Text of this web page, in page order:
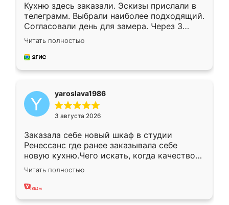
Кухню здесь заказали. Эскизы прислали в
телеграмм. Выбрали наиболее подходящий.
Согласовали день для замера. Через 3
недели кухня была уже готова. Остались
довольны работой. Спасибо Ренессанс
мебель за качественную работу!
Читать полностью
yaroslava1986
3 августа 2026
Заказала себе новый шкаф в студии
Ренессанс где ранее заказывала себе
новую кухню.Чего искать, когда качеством
вполне довольна. Служит кухня уже почти
два года, нареканий нет.
Читать полностью